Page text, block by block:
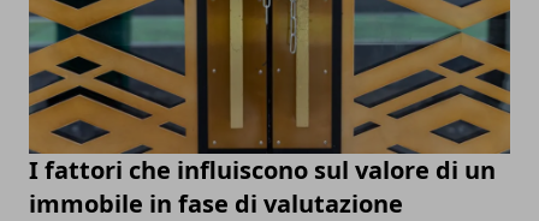
I fattori che influiscono sul valore di un
immobile in fase di valutazione